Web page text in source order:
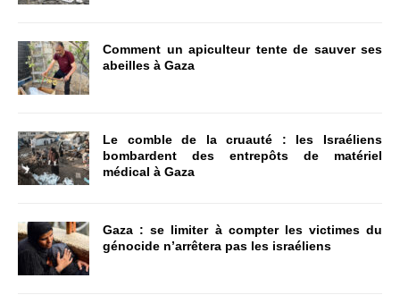
Comment un apiculteur tente de sauver ses
abeilles à Gaza
Le comble de la cruauté : les Israéliens
bombardent des entrepôts de matériel
médical à Gaza
Gaza : se limiter à compter les victimes du
génocide n’arrêtera pas les israéliens